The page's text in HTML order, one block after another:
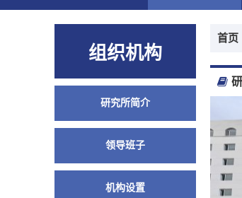
组织机构
研究所简介
领导班子
机构设置
首页